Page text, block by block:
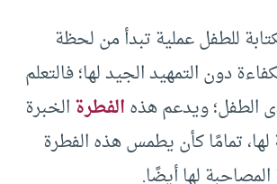
للطفل عملية تبدأ من لحظة
دون التمهيد الجيد لها؛ فالتعلم
الطفل؛ ويدعم هذهالفطرةالخبرة
لها، تمامًا كأن يطمس هذه الفطرة
لها أيضًا.